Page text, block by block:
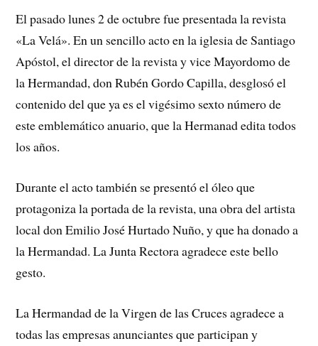
El pasado lunes 2 de octubre fue presentada la revista
«La Velá». En un sencillo acto en la iglesia de Santiago
Apóstol, el director de la revista y vice Mayordomo de
la Hermandad, don Rubén Gordo Capilla, desglosó el
contenido del que ya es el vigésimo sexto número de
este emblemático anuario, que la Hermanad edita todos
los años.
Durante el acto también se presentó el óleo que
protagoniza la portada de la revista, una obra del artista
local don Emilio José Hurtado Nuño, y que ha donado a
la Hermandad. La Junta Rectora agradece este bello
gesto.
La Hermandad de la Virgen de las Cruces agradece a
todas las empresas anunciantes que participan y